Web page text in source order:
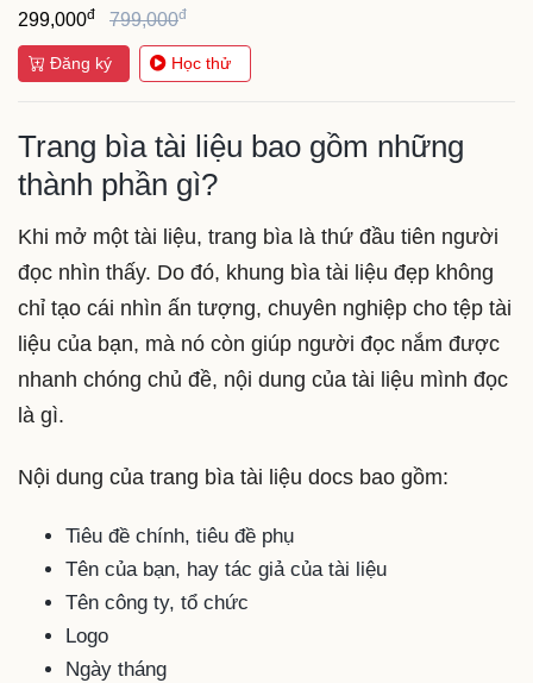
299,000đ 799,000đ
Đăng ký Học thử
Trang bìa tài liệu bao gồm những
thành phần gì?
Khi mở một tài liệu, trang bìa là thứ đầu tiên người
đọc nhìn thấy. Do đó, khung bìa tài liệu đẹp không
chỉ tạo cái nhìn ấn tượng, chuyên nghiệp cho tệp tài
liệu của bạn, mà nó còn giúp người đọc nắm được
nhanh chóng chủ đề, nội dung của tài liệu mình đọc
là gì.
Nội dung của trang bìa tài liệu docs bao gồm:
Tiêu đề chính, tiêu đề phụ
Tên của bạn, hay tác giả của tài liệu
Tên công ty, tổ chức
Logo
Ngày tháng